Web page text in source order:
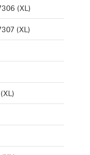
(XL)
(XL)